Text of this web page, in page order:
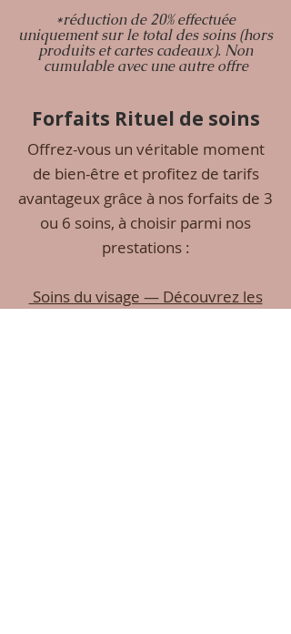
*réduction de 20% effectuée
uniquement sur le total des soins (hors
produits et cartes cadeaux). Non
cumulable avec une autre offre
Forfaits Rituel de soins​
Offrez-vous un véritable moment
de bien-être et profitez de tarifs
avantageux grâce à nos forfaits de 3
ou 6 soins, à choisir parmi nos
prestations :
Soins du visage — Découvrez les